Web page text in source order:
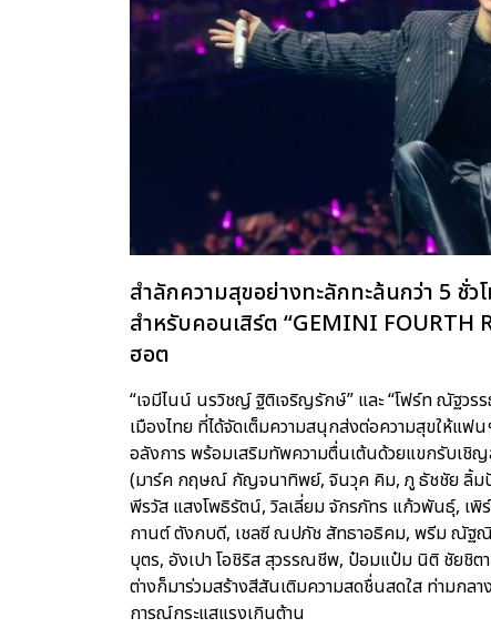
สำลักความสุขอย่างทะลักทะล้นกว่า 5 ชั่
สำหรับคอนเสิร์ต “GEMINI FOURTH
ฮอต
“เจมีไนน์ นรวิชญ์ ฐิติเจริญรักษ์” และ “โฟร์ท ณัฐวร
เมืองไทย ที่ได้จัดเต็มความสนุกส่งต่อความสุขให้แ
อลังการ พร้อมเสริมทัพความตื่นเต้นด้วยแขกรับเชิ
(มาร์ค กฤษณ์ กัญจนาทิพย์, จินวุค คิม, ภู ธัชชัย ลิ้
พีรวัส แสงโพธิรัตน์, วิลเลี่ยม จักรภัทร แก้วพันธุ์, เ
กานต์ ตังกบดี, เชลซี ณปภัช สัทธาอธิคม, พรีม ณัฐ
บุตร, อังเปา โอชิริส สุวรรณชีพ, ป๋อมแป๋ม นิติ ชัยชิ
ต่างก็มาร่วมสร้างสีสันเติมความสดชื่นสดใส ท่ามกล
การณ์กระแสแรงเกินต้าน